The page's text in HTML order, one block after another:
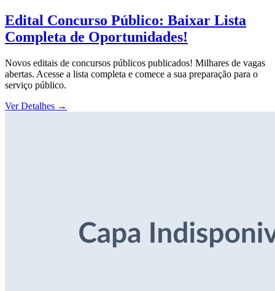
Edital Concurso Público: Baixar Lista
Completa de Oportunidades!
Novos editais de concursos públicos publicados! Milhares de vagas
abertas. Acesse a lista completa e comece a sua preparação para o
serviço público.
Ver Detalhes →